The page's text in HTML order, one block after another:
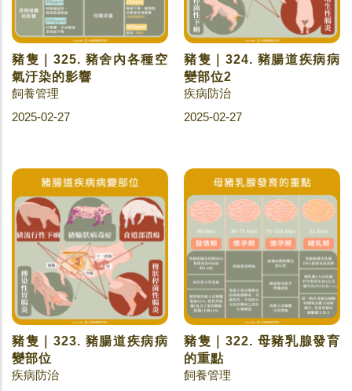
豬隻｜325. 豬舍內各種空
氣汙染的影響
飼養管理
2025-02-27
豬隻｜324. 豬腸道疾病病
變部位2
疾病防治
2025-02-27
豬隻｜323. 豬腸道疾病病
變部位
疾病防治
豬隻｜322. 母豬乳腺發育
的重點
飼養管理